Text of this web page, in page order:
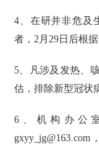
4、在研并非危及
者，2月29日后根
5、凡涉及发热、
估，排除新型冠状
6、机构办公